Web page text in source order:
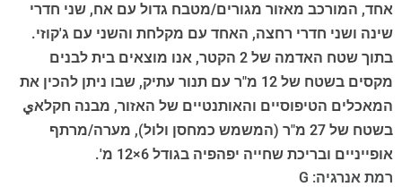
אחד, המורכב מאזור מגורים/מטבח גדול עם אח, שני חדרי
שינה ושני חדרי רחצה, האחד עם מקלחת והשני עם ג'קוזי.
בתוך שטח האדמה של 2 הקטר, אנו מוצאים בית לבנים
מקסים בשטח של 12 מ"ר עם תנור עתיק, שבו ניתן להכין את
המאכלים הטיפוסיים והאותנטיים של האזור, מבנה חקלאي
בשטח של 27 מ"ר (המשמש כמחסן ולול), מערה/מרתף
אופייניים ובריכת שחייה יפהפיה בגודל 6×12 מ'.
רמת אנרגיה: G